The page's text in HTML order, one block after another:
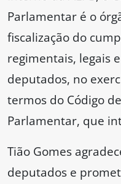
Parlamentar é o
fiscalização do
regimentais, legais
deputados, no
termos do Código
Parlamentar, que
Tião Gomes
deputados e